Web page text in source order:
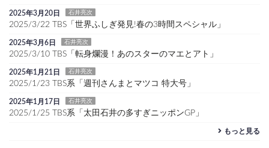
2025年3月20日 石井亮次
2025/3/22 TBS「世界ふしぎ発見!春の3時間スペシャル」
2025年3月6日 石井亮次
2025/3/10 TBS「転身爛漫！あのスターのマエとアト」
2025年1月21日 石井亮次
2025/1/23 TBS系「週刊さんまとマツコ 特大号」
2025年1月17日 石井亮次
2025/1/25 TBS系「太田石井の多すぎニッポンGP」
もっと見る